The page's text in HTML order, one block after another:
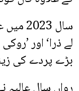
لے ذرا‘ اور
بڑے پردے کی